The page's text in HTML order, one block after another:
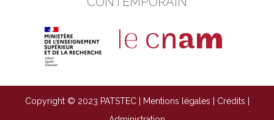
Copyright © 2023 PATSTEC | Mentions légales Crédits